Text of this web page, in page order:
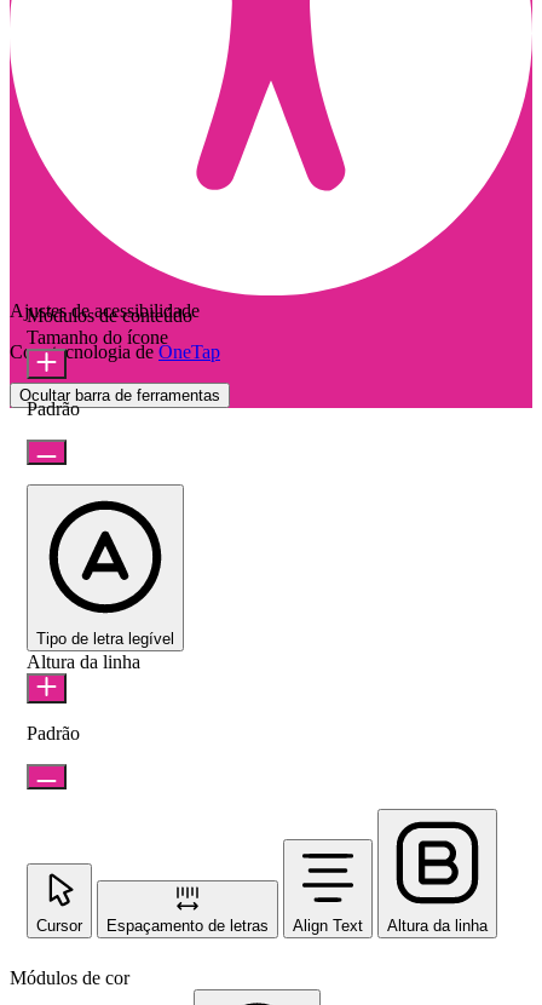
Ajustes de acessibilidade
Com tecnologia de OneTap
Ocultar barra de ferramentas
Módulos de conteúdo
Tamanho do ícone
Padrão
Tipo de letra legível
Altura da linha
Padrão
Cursor Espaçamento de letras Align Text Altura da linha
Módulos de cor